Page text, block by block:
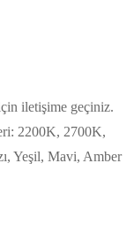
iletişime geçiniz.
2200K, 2700K,
Yeşil, Mavi, Amber